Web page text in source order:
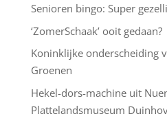
Senioren bingo: Super
‘ZomerSchaak’ ooit gedaan?
Koninklijke onderscheiding
Groenen
Hekel-dors-machine uit
Plattelandsmuseum